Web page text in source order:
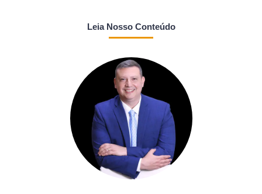
Leia Nosso Conteúdo